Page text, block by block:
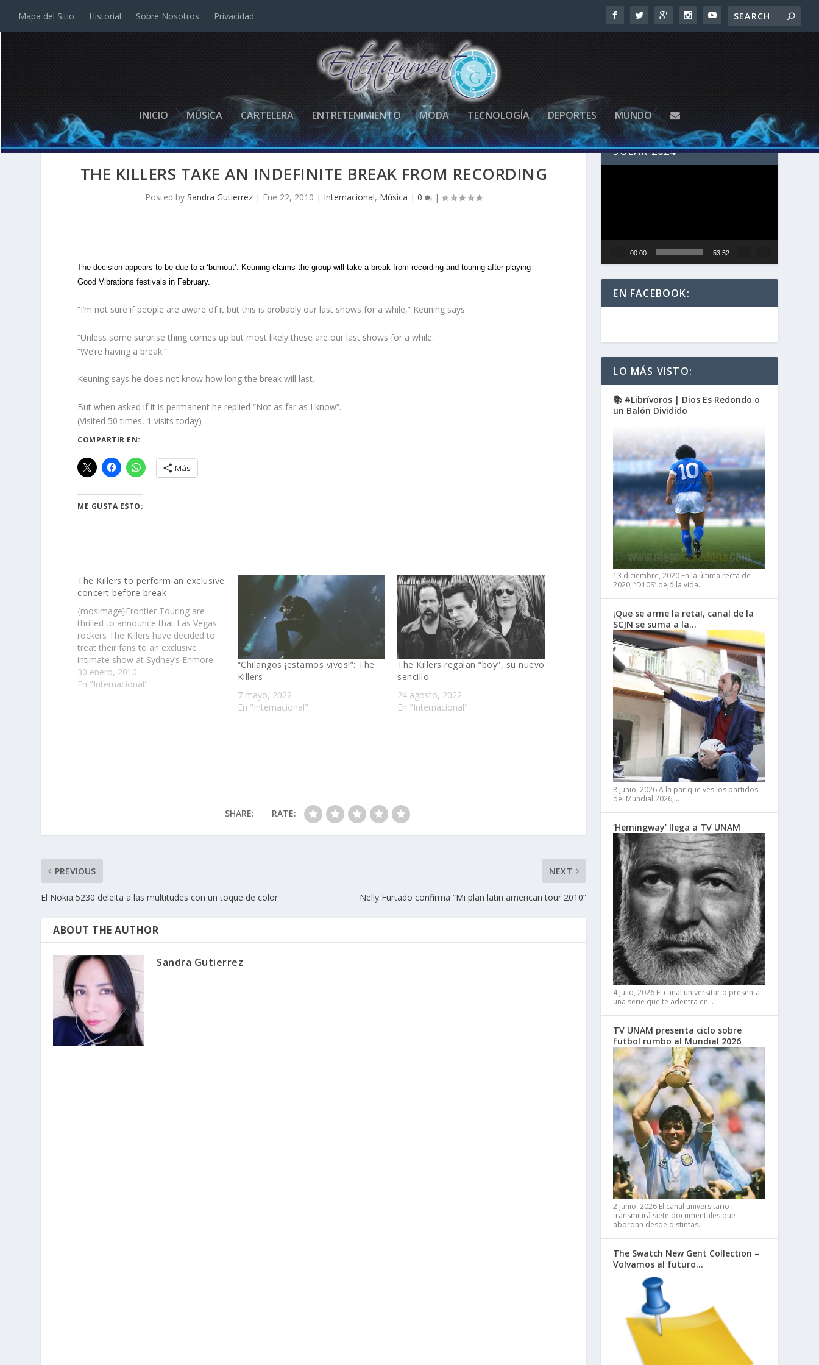
Mapa del Sitio Historial Sobre Nosotros Privacidad
INICIO MÚSICA CARTELERA ENTRETENIMIENTO MODA TECNOLOGÍA DEPORTES MUNDO
THE KILLERS TAKE AN INDEFINITE BREAK FROM RECORDING
Posted bySandra Gutierrez | Ene 22, 2010 | Internacional, Música |0 |
The decision appears to be due to a ‘burnout’. Keuning claims the group will take a break from recording and touring after playing
Good Vibrations festivals in February.
“I’m not sure if people are aware of it but this is probably our last shows for a while,” Keuning says.
“Unless some surprise thing comes up but most likely these are our last shows for a while.
“We’re having a break.”
Keuning says he does not know how long the break will last.
But when asked if it is permanent he replied “Not as far as I know”.
(Visited 50 times, 1 visits today)
COMPARTIR EN:
Más
ME GUSTA ESTO:
The Killers to perform an exclusive
concert before break
{mosimage}Frontier Touring are
thrilled to announce that Las Vegas
rockers The Killers have decided to
treat their fans to an exclusive
intimate show at Sydney’s Enmore
Theatre on 12 February 2010 to
accompany their headlining slot at
30 enero, 2010
En "Internacional"
“Chilangos ¡estamos vivos!”: The
Killers
7 mayo, 2022
En "Internacional"
The Killers regalan “boy”, su nuevo
sencillo
24 agosto, 2022
En "Internacional"
SHARE: RATE:
PREVIOUS
El Nokia 5230 deleita a las multitudes con un toque de color
NEXT
Nelly Furtado confirma “Mi plan latin american tour 2010”
ABOUT THE AUTHOR
Sandra Gutierrez
SIGUE EN VIVO EL ECLIPSE
SOLAR 2024
00:00 53:52
EN FACEBOOK:
LO MÁS VISTO:
📚 #Librívoros | Dios Es Redondo o
un Balón Dividido
13 diciembre, 2020 En la última recta de
2020, “D10S” dejó la vida…
¡Que se arme la reta!, canal de la
SCJN se suma a la…
8 junio, 2026A la par que ves los partidos
del Mundial 2026,…
‘Hemingway’ llega a TV UNAM
4 julio, 2026 El canal universitario presenta
una serie que te adentra en…
TV UNAM presenta ciclo sobre
futbol rumbo al Mundial 2026
2 junio, 2026 El canal universitario
transmitirá siete documentales que
abordan desde distintas…
The Swatch New Gent Collection –
Volvamos al futuro…